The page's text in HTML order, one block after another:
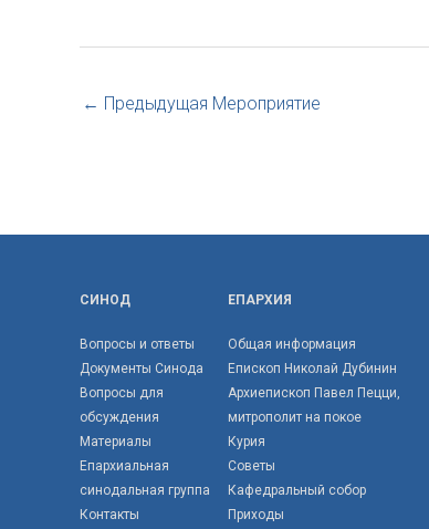
← Предыдущая Мероприятие
СИНОД
Вопросы и ответы
Документы Синода
Вопросы для
обсуждения
Материалы
Епархиальная
синодальная группа
Контакты
ЕПАРХИЯ
Общая информация
Епископ Николай Дубинин
Архиепископ Павел Пецци,
митрополит на покое
Курия
Советы
Кафедральный собор
Приходы